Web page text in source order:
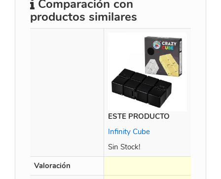
Comparación con
productos similares
ESTE PRODUCTO
Infinity Cube
Sin Stock!
Valoración